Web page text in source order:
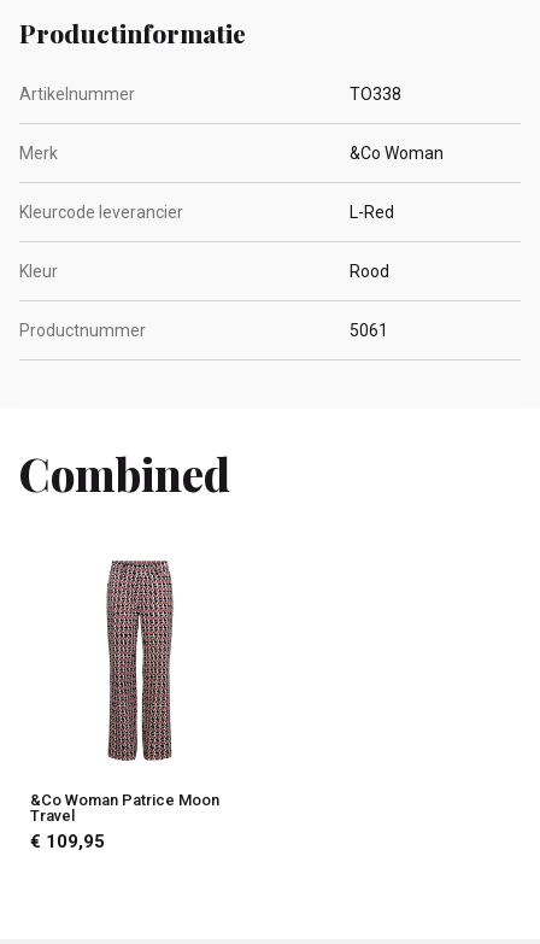
Productinformatie
Artikelnummer TO338
Merk &Co Woman
Kleurcode leverancier L-Red
Kleur Rood
Productnummer 5061
Combined
&Co Woman Patrice Moon
Travel
€ 109,95